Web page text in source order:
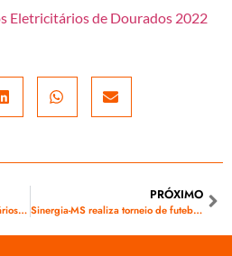
Festa dos Aposentados Eletricitários de Dourados 2022
PRÓXIMO
Sinergia-MS realiza torneio de futebol com eletricitários da região Sul